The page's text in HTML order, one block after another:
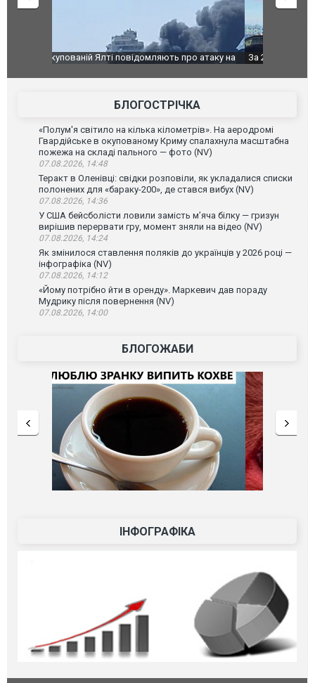
За 2000 кілометрів від кордону з Україною: в
склад Wildberries. ФОТО. ВІДЕО
В
БЛОГОСТРІЧКА
«Полум'я світило на кілька кілометрів». На аеродромі
Гвардійське в окупованому Криму спалахнула масштабна
пожежа на складі пального — фото (NV)
07.08.2026, 14:48
Теракт в Оленівці: свідки розповіли, як укладалися списки
полонених для «бараку-200», де стався вибух (NV)
07.08.2026, 14:36
У США бейсболісти ловили замість м’яча білку — гризун
вирішив перервати гру, момент зняли на відео (NV)
07.08.2026, 14:24
Як змінилося ставлення поляків до українців у 2026 році —
інфографіка (NV)
07.08.2026, 14:12
«Йому потрібно йти в оренду». Маркевич дав пораду
Мудрику після повернення (NV)
07.08.2026, 14:00
БЛОГОЖАБИ
ІНФОГРАФІКА